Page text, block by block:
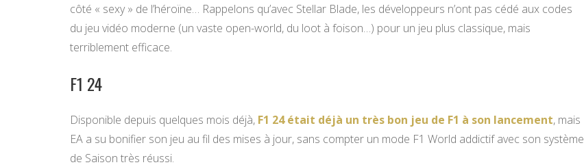
côté « sexy » de l’héroïne… Rappelons qu’avec Stellar Blade, les développeurs n’ont pas cédé aux codes
du jeu vidéo moderne (un vaste open-world, du loot à foison…) pour un jeu plus classique, mais
terriblement efficace.
F1 24
Disponible depuis quelques mois déjà, F1 24 était déjà un très bon jeu de F1 à son lancement, mais
EA a su bonifier son jeu au fil des mises à jour, sans compter un mode F1 World addictif avec son système
de Saison très réussi.